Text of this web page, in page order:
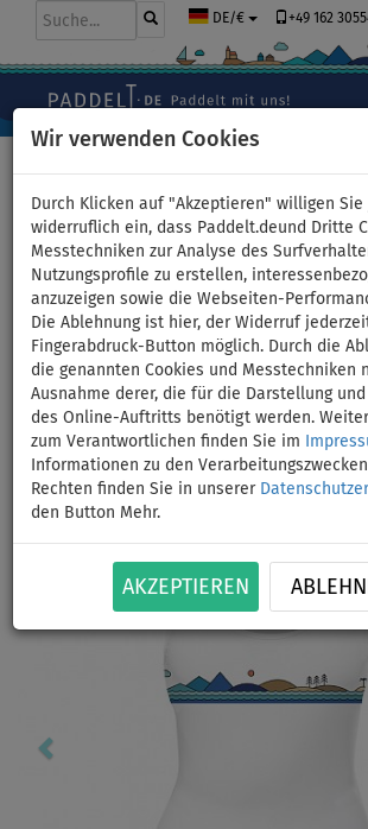
Wir verwenden Cookies
Durch Klicken auf "Akzeptieren" willigen
widerruflich ein, dass Paddelt.deund Dritte
Messtechniken zur Analyse des
Nutzungsprofile zu erstellen,
anzuzeigen sowie die Webseiten-
Die Ablehnung ist hier, der Widerruf
Fingerabdruck-Button möglich. Durch die
die genannten Cookies und Messtechniken
Ausnahme derer, die für die Darstellung
des Online-Auftritts benötigt werden.
zum Verantwortlichen finden Sie im
Informationen zu den
Rechten finden Sie in unserer
den Button Mehr.
AKZEPTIEREN
DE/€ +49 162
Damen Tank Top
PADDLEBOARDING
Größe: 44
BIS
-16 %
UNSER
TIPP
Previous